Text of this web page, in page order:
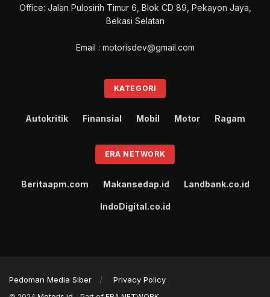
Office: Jalan Pulosirih Timur 6, Blok CD 89, Pekayon Jaya,
Bekasi Selatan
Email : motorisdev@gmail.com
KATEGORI
Autokritik Finansial Mobil Motor Ragam
ERA NETWORK
Beritaapm.com Makansedap.id Landbank.co.id
IndoDigital.co.id
Pedoman Media Siber Privacy Policy